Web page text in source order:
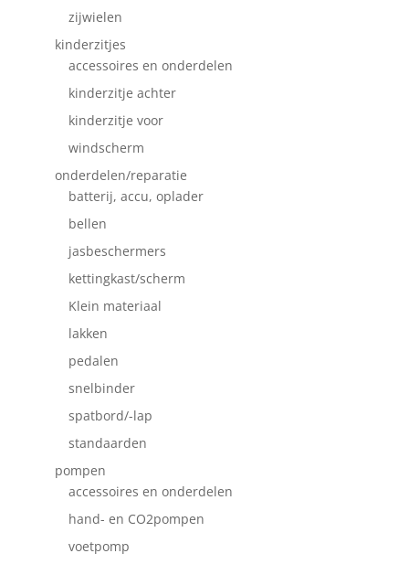
zijwielen
kinderzitjes
accessoires en onderdelen
kinderzitje achter
kinderzitje voor
windscherm
onderdelen/reparatie
batterij, accu, oplader
bellen
jasbeschermers
kettingkast/scherm
Klein materiaal
lakken
pedalen
snelbinder
spatbord/-lap
standaarden
pompen
accessoires en onderdelen
hand- en CO2pompen
voetpomp